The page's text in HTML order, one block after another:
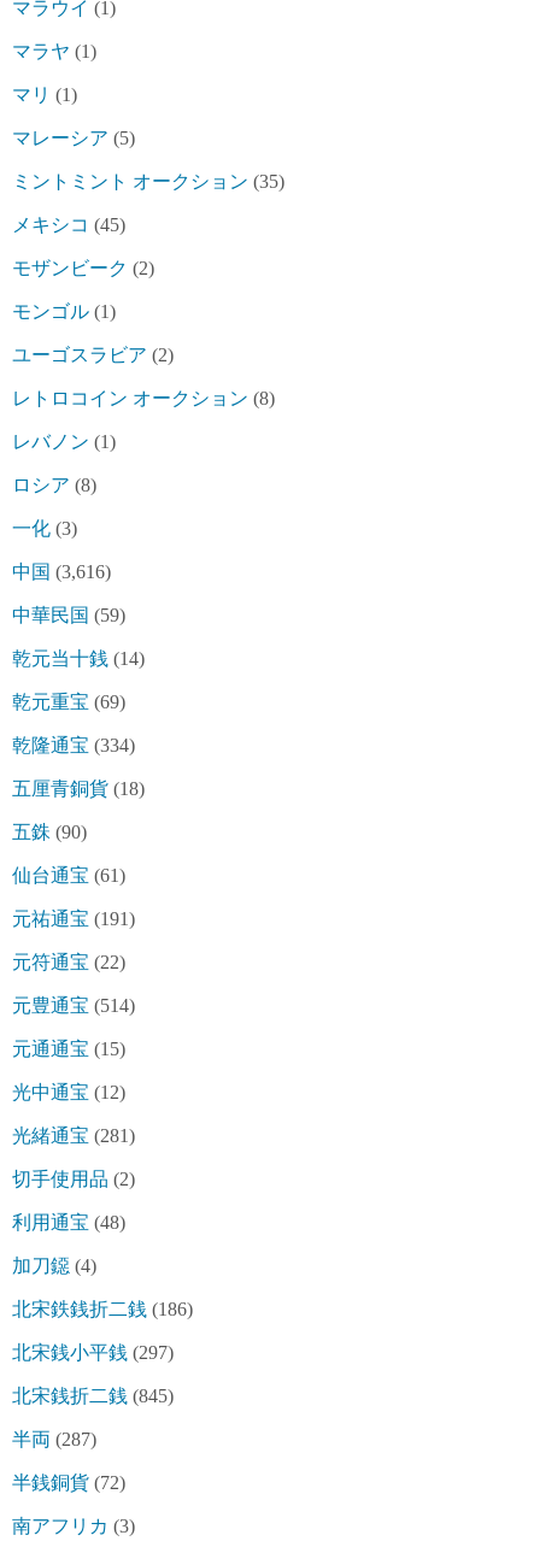
マラウイ (1)
マラヤ (1)
マリ (1)
マレーシア (5)
ミントミント オークション (35)
メキシコ (45)
モザンビーク (2)
モンゴル (1)
ユーゴスラビア (2)
レトロコイン オークション (8)
レバノン (1)
ロシア (8)
一化 (3)
中国 (3,616)
中華民国 (59)
乾元当十銭 (14)
乾元重宝 (69)
乾隆通宝 (334)
五厘青銅貨 (18)
五銖 (90)
仙台通宝 (61)
元祐通宝 (191)
元符通宝 (22)
元豊通宝 (514)
元通通宝 (15)
光中通宝 (12)
光緒通宝 (281)
切手使用品 (2)
利用通宝 (48)
加刀鐚 (4)
北宋鉄銭折二銭 (186)
北宋銭小平銭 (297)
北宋銭折二銭 (845)
半両 (287)
半銭銅貨 (72)
南アフリカ (3)